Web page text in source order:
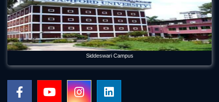
and Creative Industries” held on Stamford
Jan 5, 2023
International Women's Day Celebration
Mar 12, 2024
Orientation Program 2026 Department of Economics
Panel Discussion on Supply Chain Sustainability Integration:
Siddeswari Campus